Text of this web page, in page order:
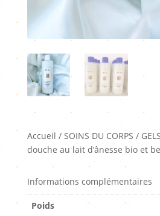
Accueil/ SOINS DU CORPS /
douche au lait d’ânesse bio et
Informations complémentaires
Poids